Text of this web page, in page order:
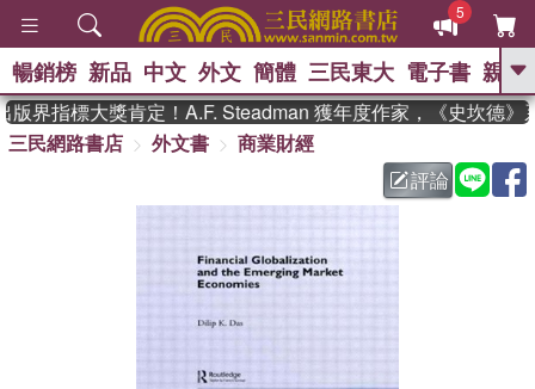
5
GO
熱搜： 東野圭吾
父親節 、 如果歷
暑期推薦 、 國際布克
偉大的迷走神經
暢銷榜 新品 中文 外文 簡體 三民東大 電子書 親子
界指標大獎肯定！A.F. Steadman 獲年度作家，《史坎德》
三民網路書店
外文書
商業財經
評論